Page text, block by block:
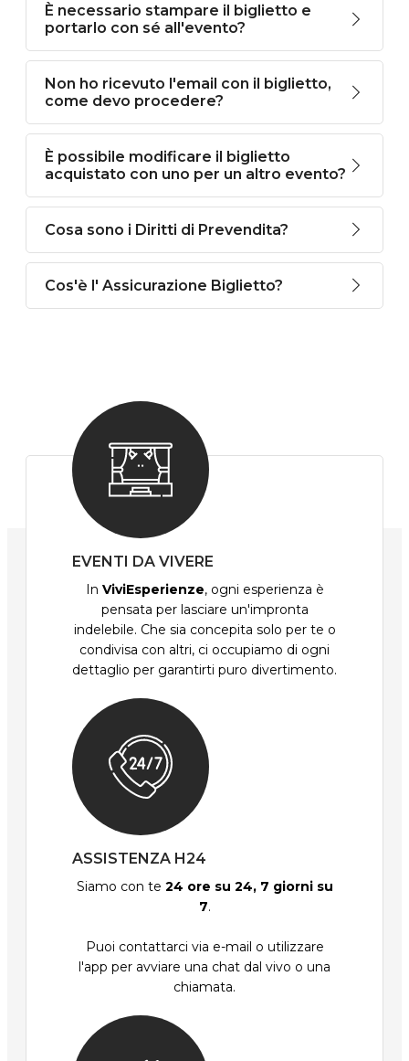
È necessario stampare il biglietto e
portarlo con sé all'evento?
Non ho ricevuto l'email con il biglietto,
come devo procedere?
È possibile modificare il biglietto
acquistato con uno per un altro evento?
Cosa sono i Diritti di Prevendita?
Cos'è l' Assicurazione Biglietto?
EVENTI DA VIVERE
In ViviEsperienze, ogni esperienza è
pensata per lasciare un'impronta
indelebile. Che sia concepita solo per te o
condivisa con altri, ci occupiamo di ogni
dettaglio per garantirti puro divertimento.
ASSISTENZA H24
Siamo con te 24 ore su 24, 7 giorni su
7.
Puoi contattarci via e-mail o utilizzare
l'app per avviare una chat dal vivo o una
chiamata.